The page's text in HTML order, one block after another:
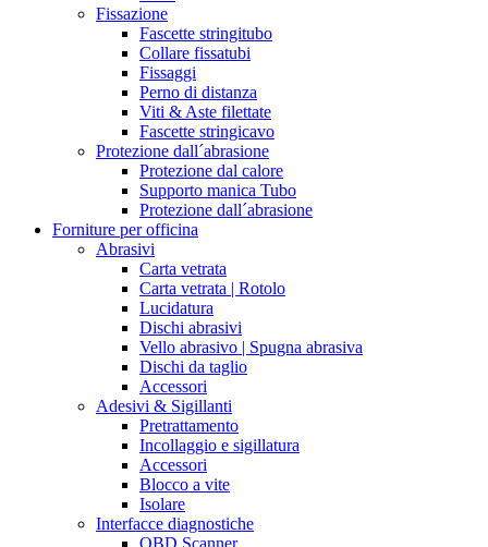
Fissazione
Fascette stringitubo
Collare fissatubi
Fissaggi
Perno di distanza
Viti & Aste filettate
Fascette stringicavo
Protezione dall´abrasione
Protezione dal calore
Supporto manica Tubo
Protezione dall´abrasione
Forniture per officina
Abrasivi
Carta vetrata
Carta vetrata | Rotolo
Lucidatura
Dischi abrasivi
Vello abrasivo | Spugna abrasiva
Dischi da taglio
Accessori
Adesivi & Sigillanti
Pretrattamento
Incollaggio e sigillatura
Accessori
Blocco a vite
Isolare
Interfacce diagnostiche
OBD Scanner